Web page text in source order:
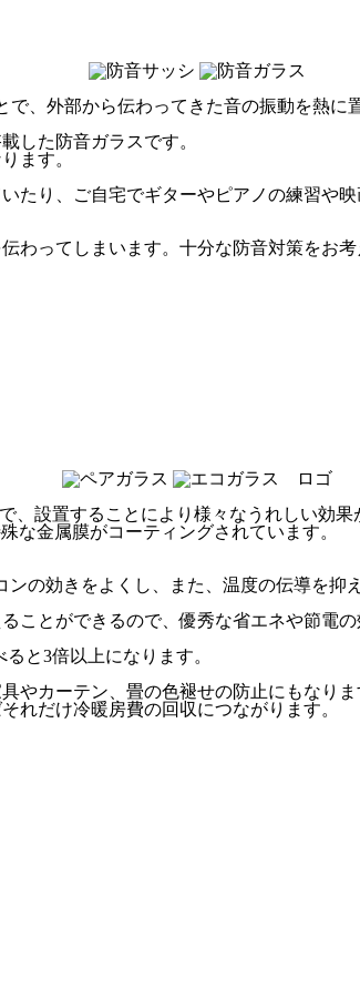
、外部から伝わってきた音の振動を熱に
した防音ガラスです。
ます。
たり、ご自宅でギターやピアノの練習や
わってしまいます。十分な防音対策をお
設置することにより様々なうれしい効果
な金属膜がコーティングされています。
の効きをよくし、また、温度の伝導を
ことができるので、優秀な省エネや節電
と3倍以上になります。
やカーテン、畳の色褪せの防止にもなりま
れだけ冷暖房費の回収につながります。